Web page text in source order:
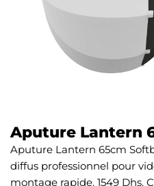
Aputure Lantern
Aputure Lantern 65cm
diffus professionnel pour
montage rapide. 1549 Dhs.